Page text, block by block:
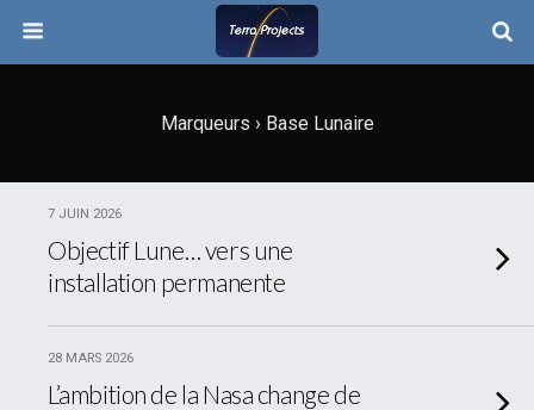
Marqueurs › Base Lunaire
7 JUIN 2026
Objectif Lune… vers une
installation permanente
28 MARS 2026
L’ambition de la Nasa change de